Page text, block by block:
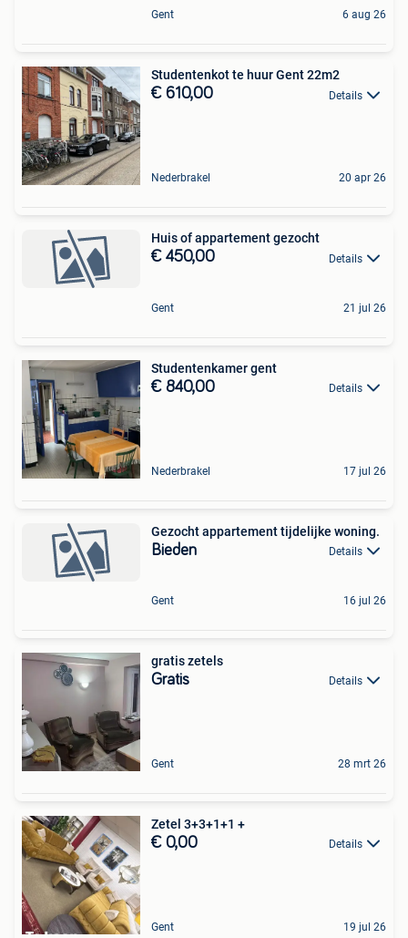
Gent 6 aug 26
Studentenkot te huur Gent 22m2
€ 610,00 Details
Nederbrakel 20 apr 26
Huis of appartement gezocht
€ 450,00 Details
Gent 21 jul 26
Studentenkamer gent
€ 840,00 Details
Nederbrakel 17 jul 26
Gezocht appartement tijdelijke woning.
Bieden Details
Gent 16 jul 26
gratis zetels
Gratis Details
Gent 28 mrt 26
Zetel 3+3+1+1 +
€ 0,00 Details
Gent 19 jul 26